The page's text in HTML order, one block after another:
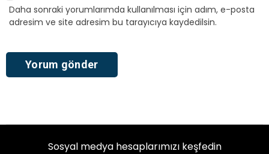
Daha sonraki yorumlarımda kullanılması için adım, e-posta
adresim ve site adresim bu tarayıcıya kaydedilsin.
Sosyal medya hesaplarımızı keşfedin